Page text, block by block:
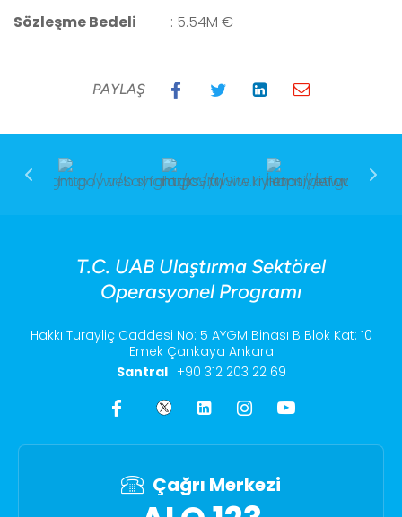
Sözleşme Bedeli
: 5.54M €
PAYLAŞ
T.C. UAB Ulaştırma Sektörel
Operasyonel Programı
Hakkı Turayliç Caddesi No: 5 AYGM Binası B Blok Kat: 10
Emek Çankaya Ankara
Santral +90 312 203 22 69
Çağrı Merkezi